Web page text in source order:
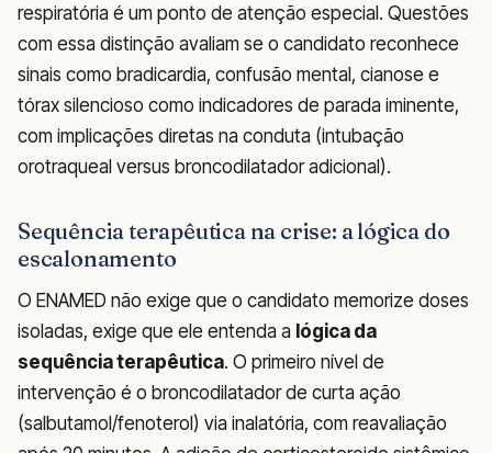
respiratória é um ponto de atenção especial. Questões
com essa distinção avaliam se o candidato reconhece
sinais como bradicardia, confusão mental, cianose e
tórax silencioso como indicadores de parada iminente,
com implicações diretas na conduta (intubação
orotraqueal versus broncodilatador adicional).
Sequência terapêutica na crise: a lógica do
escalonamento
O ENAMED não exige que o candidato memorize doses
isoladas, exige que ele entenda a lógica da
sequência terapêutica. O primeiro nível de
intervenção é o broncodilatador de curta ação
(salbutamol/fenoterol) via inalatória, com reavaliação